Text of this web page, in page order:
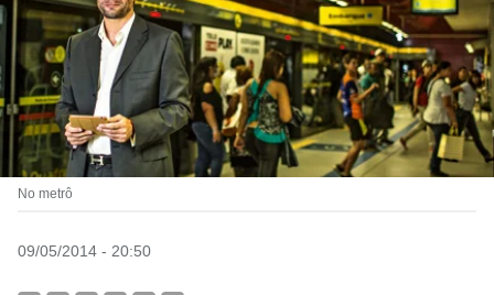
No metrô
09/05/2014 - 20:50